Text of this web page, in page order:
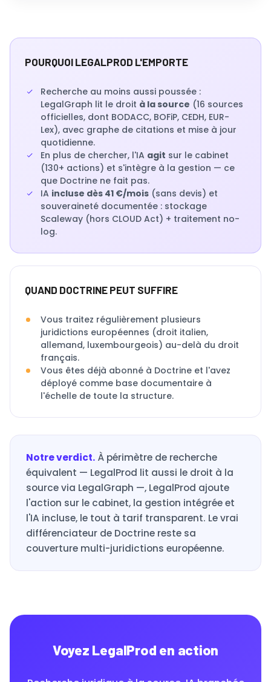
POURQUOI LEGALPROD L'EMPORTE
Recherche au moins aussi poussée :
LegalGraph lit le droit à la source (16 sources
officielles, dont BODACC, BOFiP, CEDH, EUR-
Lex), avec graphe de citations et mise à jour
quotidienne.
En plus de chercher, l'IA agit sur le cabinet
(130+ actions) et s'intègre à la gestion — ce
que Doctrine ne fait pas.
IA incluse dès 41 €/mois (sans devis) et
souveraineté documentée : stockage
Scaleway (hors CLOUD Act) + traitement no-
log.
QUAND DOCTRINE PEUT SUFFIRE
Vous traitez régulièrement plusieurs
juridictions européennes (droit italien,
allemand, luxembourgeois) au-delà du droit
français.
Vous êtes déjà abonné à Doctrine et l'avez
déployé comme base documentaire à
l'échelle de toute la structure.
Notre verdict. À périmètre de recherche
équivalent — LegalProd lit aussi le droit à la
source via LegalGraph —, LegalProd ajoute
l'action sur le cabinet, la gestion intégrée et
l'IA incluse, le tout à tarif transparent. Le vrai
différenciateur de Doctrine reste sa
couverture multi-juridictions européenne.
Voyez LegalProd en action